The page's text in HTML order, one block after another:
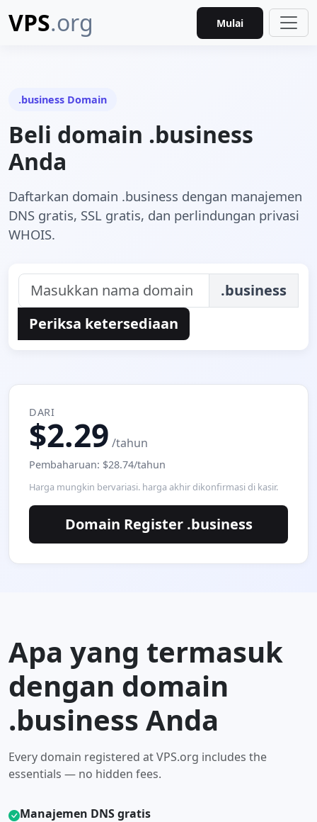
VPS.org Mulai
.business Domain
Beli domain .business
Anda
Daftarkan domain .business dengan manajemen
DNS gratis, SSL gratis, dan perlindungan privasi
WHOIS.
.business
Periksa ketersediaan
DARI
$2.29 /tahun
Pembaharuan: $28.74/tahun
Harga mungkin bervariasi. harga akhir dikonfirmasi di kasir.
Domain Register .business
Apa yang termasuk
dengan domain
.business Anda
Every domain registered at VPS.org includes the
essentials — no hidden fees.
Manajemen DNS gratis